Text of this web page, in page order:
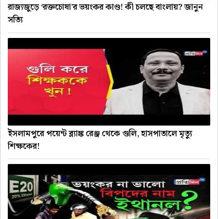
রাজ্যজুড়ে ‘রক্তচোষা’র ভয়ংকর কাণ্ড! কী চলছে বাংলায়? জানুন
সত্যি
ইসলামপুরে পয়েন্ট ব্ল্যাঙ্ক রেঞ্জ থেকে গুলি, হাসপাতালে মৃত্যু
শিক্ষকের!